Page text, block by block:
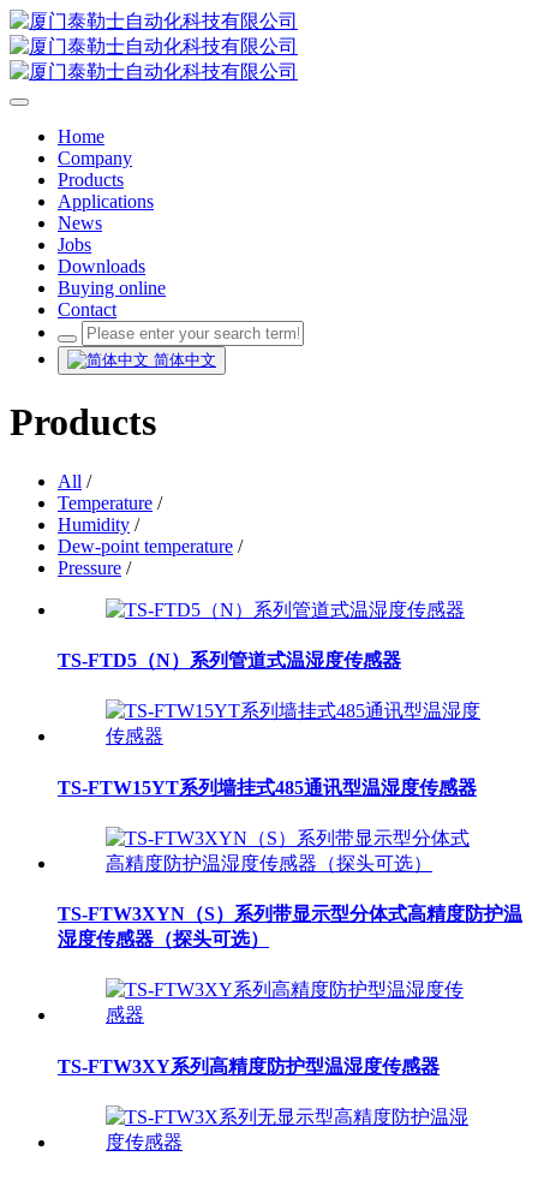
Home
Company
Products
Applications
News
Jobs
Downloads
Buying online
Contact
简体中文
Products
All /
Temperature /
Humidity /
Dew-point temperature /
Pressure /
TS-FTD5（N）系列管道式温湿度传感器
TS-FTW15YT系列墙挂式485通讯型温湿度传感器
TS-FTW3XYN（S）系列带显示型分体式高精度防护温
湿度传感器（探头可选）
TS-FTW3XY系列高精度防护型温湿度传感器